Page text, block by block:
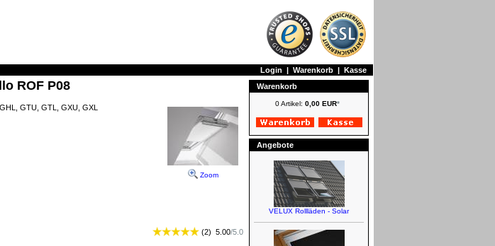
Login | Warenkorb | Kasse
ROF P08
Zoom
GTU, GTL, GXU, GXL
(2) 5.00/5.0
Warenkorb
0 Artikel: 0,00 EUR*
Angebote